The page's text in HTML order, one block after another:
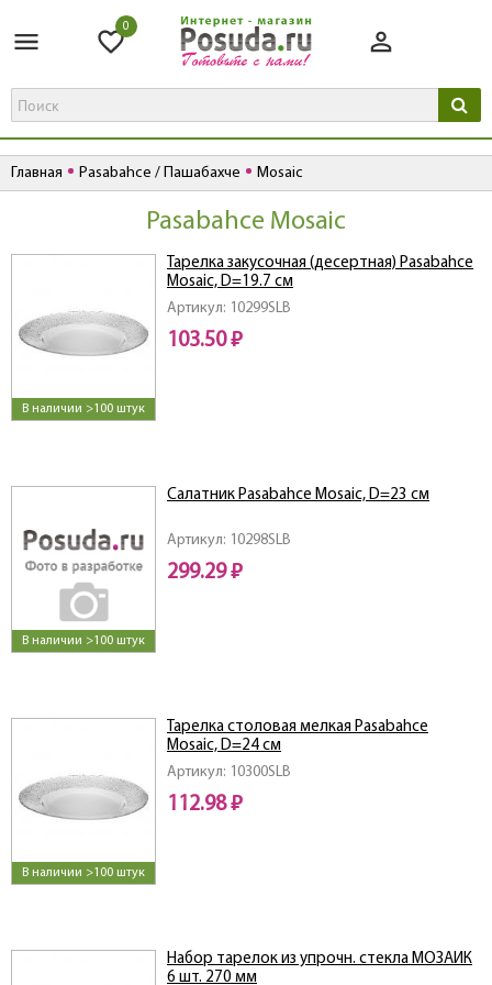
0
Главная Pasabahce / Пашабахче Mosaic
Pasabahce Mosaic
В наличии >100 штук
Артикул: 10299SLB
Тарелка закусочная (десертная) Pasabahce
Mosaic, D=19.7 см
103.50 ₽
В наличии >100 штук
Артикул: 10298SLB
Салатник Pasabahce Mosaic, D=23 см
299.29 ₽
В наличии >100 штук
Артикул: 10300SLB
Тарелка столовая мелкая Pasabahce
Mosaic, D=24 см
112.98 ₽
Набор тарелок из упрочн. стекла МОЗАИК
6 шт. 270 мм